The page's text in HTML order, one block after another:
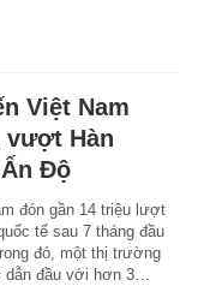
Việt Nam
vượt Hàn
Độ
đón gần 14 triệu lượt
tế sau 7 tháng đầu
đó, một thị trường
dẫn đầu với hơn 3…